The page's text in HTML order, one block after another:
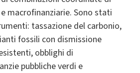
macrofinanziarie. Sono stati
tassazione del carbonio,
fossili con dismissione
obblighi di
pubbliche verdi e